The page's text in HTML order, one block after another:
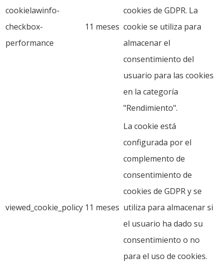
cookielawinfo-
checkbox-
performance
11 meses
cookies de GDPR. La
cookie se utiliza para
almacenar el
consentimiento del
usuario para las cookies
en la categoría
"Rendimiento".
viewed_cookie_policy 11 meses
La cookie está
configurada por el
complemento de
consentimiento de
cookies de GDPR y se
utiliza para almacenar si
el usuario ha dado su
consentimiento o no
para el uso de cookies.